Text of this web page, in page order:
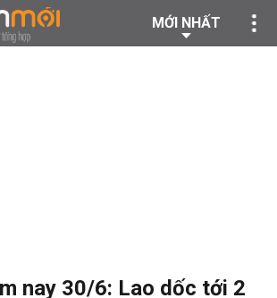
MỚI NHẤT
nay 30/6: Lao dốc tới 2